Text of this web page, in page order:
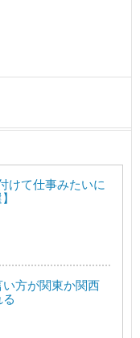
けて仕事みたいに
い方が関東か関西